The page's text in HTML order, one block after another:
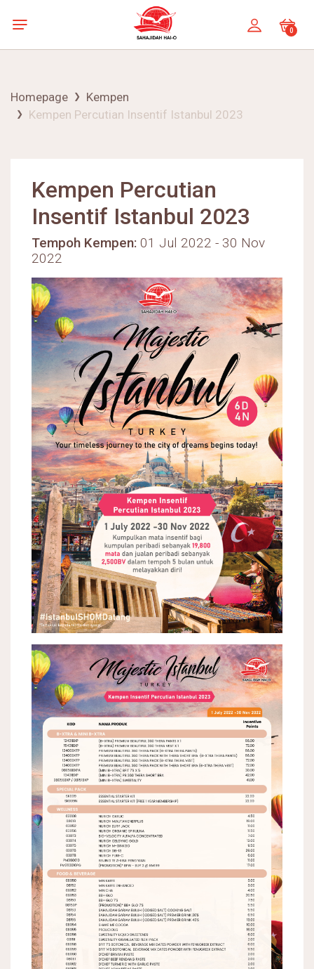
0
Homepage
Kempen
Kempen Percutian Insentif Istanbul 2023
Kempen Percutian
Insentif Istanbul 2023
Tempoh Kempen: 01 Jul 2022 - 30 Nov
2022